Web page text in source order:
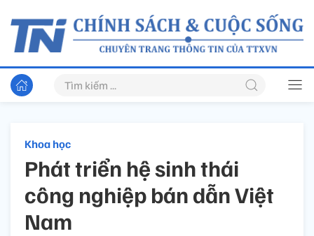
Khoa học
Phát triển hệ sinh thái
công nghiệp bán dẫn Việt
Nam